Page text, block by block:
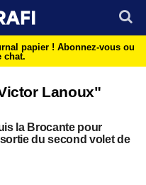
papier ! Abonnez-vous ou
chat.
Lanoux"
la Brocante pour
du second volet de